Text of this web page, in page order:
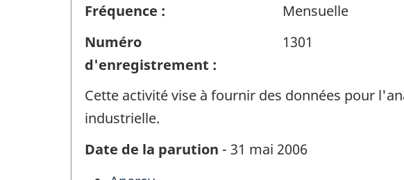
Fréquence :
Mensuelle
Numéro
d'enregistrement :
1301
Cette activité vise à fournir des données pour
industrielle.
Date de la parution - 31 mai 2006